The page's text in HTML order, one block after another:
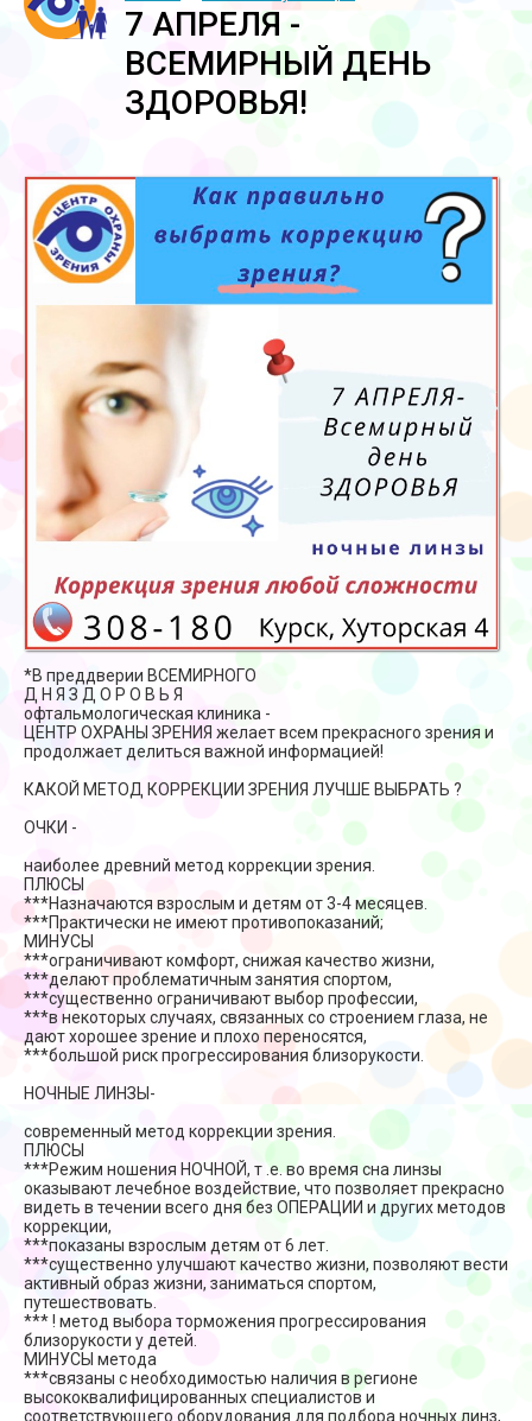
7 АПРЕЛЯ -
ВСЕМИРНЫЙ ДЕНЬ
ЗДОРОВЬЯ!
*В преддверии ВСЕМИРНОГО
Д Н Я З Д О Р О В Ь Я
офтальмологическая клиника -
ЦЕНТР ОХРАНЫ ЗРЕНИЯ желает всем прекрасного зрения и
продолжает делиться важной информацией!
КАКОЙ МЕТОД КОРРЕКЦИИ ЗРЕНИЯ ЛУЧШЕ ВЫБРАТЬ ?
ОЧКИ -
наиболее древний метод коррекции зрения.
ПЛЮСЫ
***Назначаются взрослым и детям от 3-4 месяцев.
***Практически не имеют противопоказаний;
МИНУСЫ
***ограничивают комфорт, снижая качество жизни,
***делают проблематичным занятия спортом,
***существенно ограничивают выбор профессии,
***в некоторых случаях, связанных со строением глаза, не
дают хорошее зрение и плохо переносятся,
***большой риск прогрессирования близорукости.
НОЧНЫЕ ЛИНЗЫ-
современный метод коррекции зрения.
ПЛЮСЫ
***Режим ношения НОЧНОЙ, т .е. во время сна линзы
оказывают лечебное воздействие, что позволяет прекрасно
видеть в течении всего дня без ОПЕРАЦИИ и других методов
коррекции,
***показаны взрослым детям от 6 лет.
***существенно улучшают качество жизни, позволяют вести
активный образ жизни, заниматься спортом,
путешествовать.
*** ! метод выбора торможения прогрессирования
близорукости у детей.
МИНУСЫ метода
***связаны с необходимостью наличия в регионе
высококвалифицированных специалистов и
соответствующего оборудования для подбора ночных линз,